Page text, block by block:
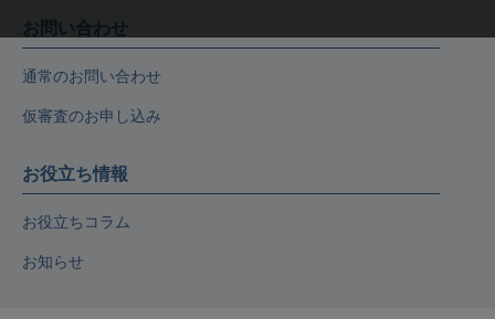
お問い合わせ
通常のお問い合わせ
仮審査のお申し込み
お役立ち情報
お役立ちコラム
お知らせ